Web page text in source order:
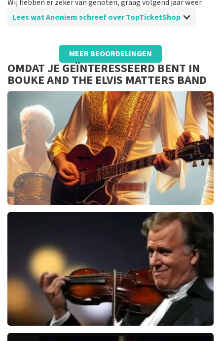
Wij hebben er zeker van genoten, graag volgend jaar weer.
Lees wat Anoniem schreef over TopTicketShop
Beoordeling van Anoniem overTopTicketShop
Aankoop tickets
Goed georganiseerd, mag ook wel want we hebben
zeker 35% meer mogen betalen voor onze tickets.
MEER BEOORDELINGEN
OMDAT JE GEÏNTERESSEERD BENT IN
BOUKE AND THE ELVIS MATTERS BAND
BEKIJKEN